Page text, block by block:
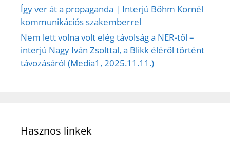
Így ver át a propaganda | Interjú Bőhm Kornél
kommunikációs szakemberrel
Nem lett volna volt elég távolság a NER-től –
interjú Nagy Iván Zsolttal, a Blikk éléről történt
távozásáról (Media1, 2025.11.11.)
Hasznos linkek